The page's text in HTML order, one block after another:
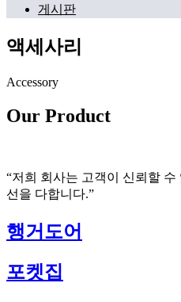
게시판
액세사리
Accessory
Our Product
“저희 회사는 고객이 신뢰할
선을 다합니다.”
행거도어
포켓집